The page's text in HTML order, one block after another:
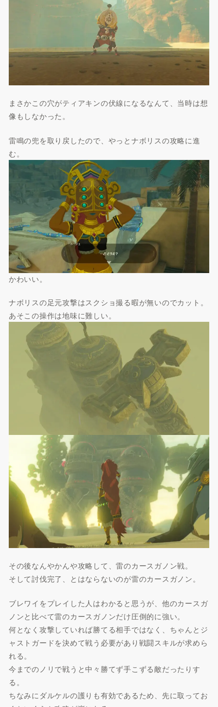
まさかこの穴がティアキンの伏線になるなんて、当時は想
像もしなかった。
雷鳴の兜を取り戻したので、やっとナボリスの攻略に進
む。
かわいい。
ナボリスの足元攻撃はスクショ撮る暇が無いのでカット。
あそこの操作は地味に難しい。
その後なんやかんや攻略して、雷のカースガノン戦。
そして討伐完了、とはならないのが雷のカースガノン。
ブレワイをプレイした人はわかると思うが、他のカースガ
ノンと比べて雷のカースガノンだけ圧倒的に強い。
何となく攻撃していれば勝てる相手ではなく、ちゃんとジ
ャストガードを決めて戦う必要があり戦闘スキルが求めら
れる。
今までのノリで戦うと中々勝てず手こずる敵だったりす
る。
ちなみにダルケルの護りも有効であるため、先に取ってお